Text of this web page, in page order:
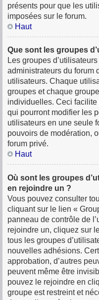
présents pour que les
imposées sur le forum.
Haut
Que sont les groupes
Les groupes
administrateurs du forum
utilisateurs. Chaque
groupes et chaque
individuelles. Ceci
qui pourront modifier les
utilisateurs en une seule
pouvoirs de modération,
forum privé.
Haut
Où sont les groupes
en rejoindre un ?
Vous pouvez consulter
cliquant sur le lien «
panneau de contrôle de
rejoindre un, cliquez sur
tous les groupes
nouvelles adhésions.
approbation, d’autres
peuvent même être
pouvez le rejoindre en
groupe est restreint et